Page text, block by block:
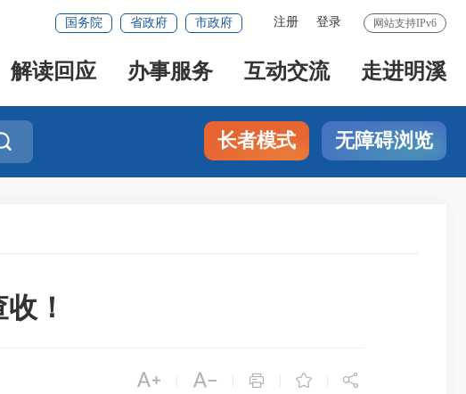
网站支持IPv6
注册 登录
国务院 省政府 市政府
解读回应 办事服务 互动交流 走进明溪
长者模式 无障碍浏览
！
    